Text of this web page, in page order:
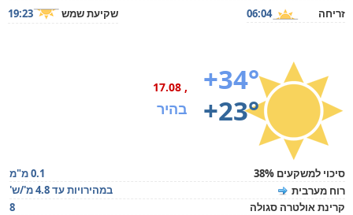
זריחה
06:04 שקיעת שמש 19:23
+34°
+23°
, 17.08
בהיר
סיכוי למשקעים 38%
0.1 מ"מ
רוח מערבית
במהירויות עד 4.8 מ'/ש'
קרינת אולטרה סגולה
8